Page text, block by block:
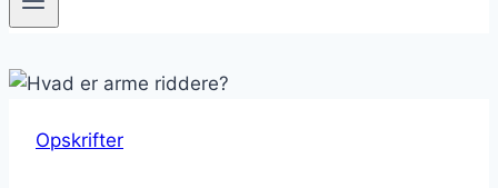
Opskrifter